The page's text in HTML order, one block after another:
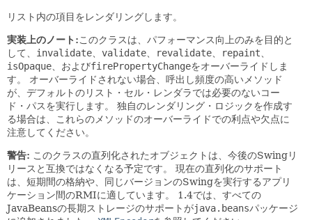
リスト内の項目をレンダリングします。
実装上のノート:このクラスは、パフォーマンス向上のみを目的と
して、 invalidate validate revalidate repaint
isOpaque 、およびfirePropertyChangeをオーバーライドしま
す。
オーバーライドされない場合、呼出し頻度の高いメソッド
が、デフォルトのリスト・セル・レンダラでは必要のないコー
ド・パスを実行します。
独自のレンダリング・ロジックを作成す
る場合は、これらのメソッドのオーバーライドでの利点や欠点に
注意してください。
警告: このクラスの直列化されたオブジェクトは、今後のSwingリ
リースと互換ではなくなる予定です。
現在の直列化のサポート
は、短期間の格納や、同じバージョンのSwingを実行するアプリ
ケーション間のRMIに適しています。
1.4では、すべての
JavaBeansの長期ストレージのサポートがjava.beansパッケージ